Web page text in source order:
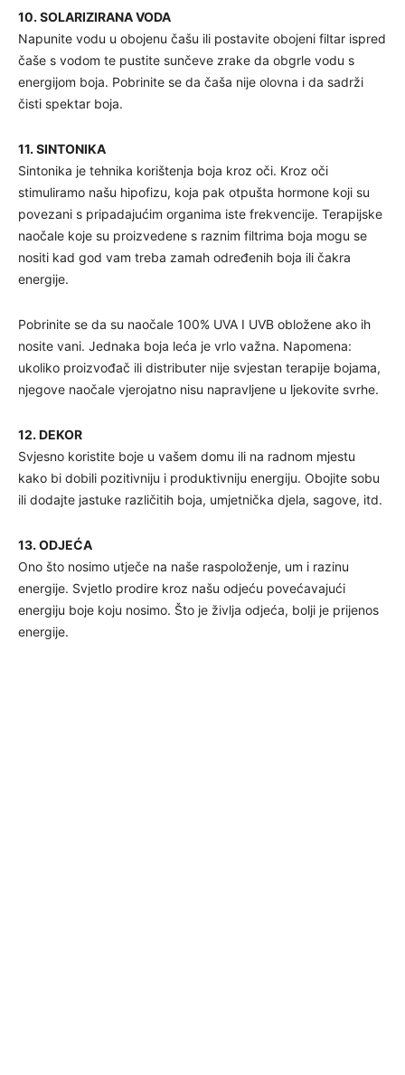
10. SOLARIZIRANA VODA
Napunite vodu u obojenu čašu ili postavite obojeni filtar ispred
čaše s vodom te pustite sunčeve zrake da obgrle vodu s
energijom boja. Pobrinite se da čaša nije olovna i da sadrži
čisti spektar boja.
11. SINTONIKA
Sintonika je tehnika korištenja boja kroz oči. Kroz oči
stimuliramo našu hipofizu, koja pak otpušta hormone koji su
povezani s pripadajućim organima iste frekvencije. Terapijske
naočale koje su proizvedene s raznim filtrima boja mogu se
nositi kad god vam treba zamah određenih boja ili čakra
energije.
Pobrinite se da su naočale 100% UVA I UVB obložene ako ih
nosite vani. Jednaka boja leća je vrlo važna. Napomena:
ukoliko proizvođač ili distributer nije svjestan terapije bojama,
njegove naočale vjerojatno nisu napravljene u ljekovite svrhe.
12. DEKOR
Svjesno koristite boje u vašem domu ili na radnom mjestu
kako bi dobili pozitivniju i produktivniju energiju. Obojite sobu
ili dodajte jastuke različitih boja, umjetnička djela, sagove, itd.
13. ODJEĆA
Ono što nosimo utječe na naše raspoloženje, um i razinu
energije. Svjetlo prodire kroz našu odjeću povećavajući
energiju boje koju nosimo. Što je življa odjeća, bolji je prijenos
energije.